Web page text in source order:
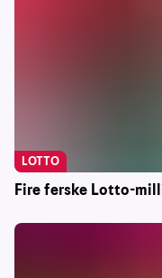
Fire ferske Lotto-
LOTTO